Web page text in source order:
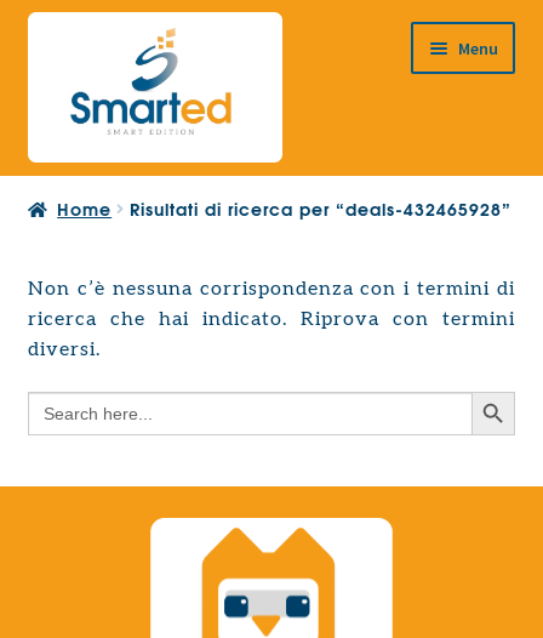
Vai
navigazione
Vai
contenuto
Menu
HOME
PRODOTTI
Espandi
il
child
PROGETTAZIONE EUROPEA
menu
child
Search
Home Risultati di ricerca per “deals-432465928”
Non c’è nessuna corrispondenza con i termini di
ricerca che hai indicato. Riprova con termini
diversi.
Search
for:
Search Button